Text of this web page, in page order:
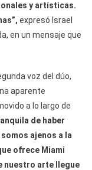
y artísticas.
expresó Israel
en un mensaje que
voz del dúo,
aparente
a lo largo de
de haber
ajenos a la
ofrece Miami
nuestro arte llegue